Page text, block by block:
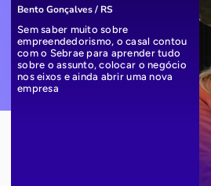
Bento Gonçalves / RS
Sem saber muito sobre
empreendedorismo, o casal contou
com o Sebrae para aprender tudo
sobre o assunto, colocar o negócio
nos eixos e ainda abrir uma nova
empresa